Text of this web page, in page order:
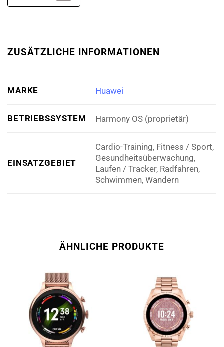
ZUSÄTZLICHE INFORMATIONEN
MARKE Huawei
BETRIEBSSYSTEM Harmony OS (proprietär)
EINSATZGEBIET
Cardio-Training, Fitness / Sport,
Gesundheitsüberwachung,
Laufen / Tracker, Radfahren,
Schwimmen, Wandern
ÄHNLICHE PRODUKTE